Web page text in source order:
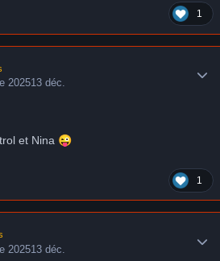
1
202513 déc.
et Nina 😜
1
202513 déc.